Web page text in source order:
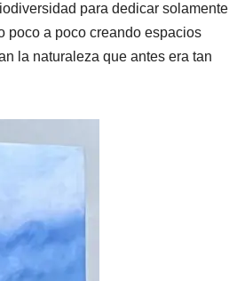
para dedicar
poco a poco creando espacios
la naturaleza que antes era tan